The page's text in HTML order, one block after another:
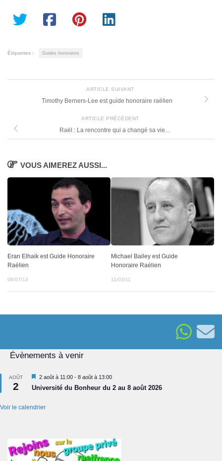
Étiquettes : Guides honoraires
ARTICLE SUIVANT
Timothy Berners-Lee est guide honoraire raélien
ARTICLE PRÉCÉDENT
Raël : La rencontre qui a changé sa vie…
VOUS AIMEREZ AUSSI...
Eran Elhaik est Guide Honoraire
Raélien
06/07/13
Michael Bailey est Guide
Honoraire Raélien
11/03/11
Évènements à venir
AOÛT
2
Mis
en
avant
2 août à 11:00 - 8 août à 13:00
Université du Bonheur du 2 au 8 août 2026
Voir le calendrier